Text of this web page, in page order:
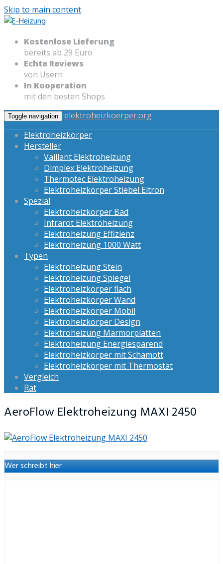
Skip to main content
Kostenlose Lieferung
bereits ab 29 Euro
Echte Reviews
von Usern
In Kooperation
mit den besten Shops
Toggle navigation
elektroheizkoerper.org
Elektroheizkörper
Hersteller
Vaillant Elektroheizung
Dimplex Elektroheizung
Thermotec Elektroheizung
Elektroheizkörper Stiebel Eltron
Spezial
Elektroheizkörper Bad
Infrarot Elektroheizung
Elektroheizung Effizienz
Elektroheizung 1000 Watt
Typen
Elektroheizung Stein
Elektroheizung Spiegel
Elektroheizkörper flach
Elektroheizkörper Wand
Elektroheizkörper Mobil
Elektroheizkörper Design
Elektroheizung Marmorplatten
Elektroheizung Energiesparend
Elektroheizkörper mit Schamott
Elektroheizkörper mit Thermostat
Vergleich
Rat
AeroFlow Elektroheizung MAXI 2450
Wer schreibt hier